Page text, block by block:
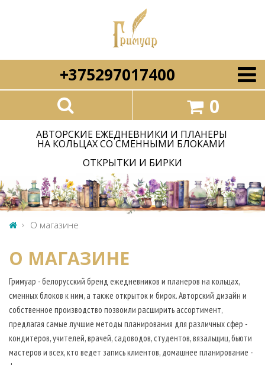
+375297017400
0
АВТОРСКИЕ ЕЖЕДНЕВНИКИ И ПЛАНЕРЫ
НА КОЛЬЦАХ СО СМЕННЫМИ БЛОКАМИ
ОТКРЫТКИ И БИРКИ
О магазине
О МАГАЗИНЕ
Гримуар - белорусский бренд ежедневников и планеров на кольцах,
сменных блоков к ним, а также открыток и бирок. Авторский дизайн и
собственное производство позвоили расширить ассортимент,
предлагая самые лучшие методы планирования для различных сфер -
кондитеров, учителей, врачей, садоводов, студентов, вязальщиц, бьюти
мастеров и всех, кто ведет запись клиентов, домашнее планирование -